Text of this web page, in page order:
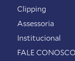
Clipping
Assessoria
Institucional
FALE CONOSCO